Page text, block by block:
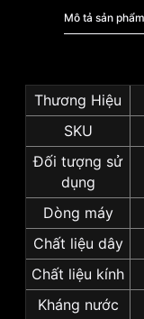
Mô tả sản phẩm
Thương Hiệu
SKU
Đối tượng sử
dụng
Dòng máy
Chất liệu dây
Chất liệu kính
Kháng nước